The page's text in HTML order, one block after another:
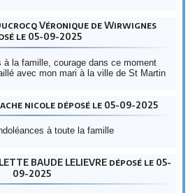
Véronique de Wirwignes
le 05-09-2025
à la famille, courage dans ce moment
avec mon mari à la ville de St Martin
nicole déposé le 05-09-2025
à toute la famille
BAUDE LELIEVRE déposé le 05-
09-2025